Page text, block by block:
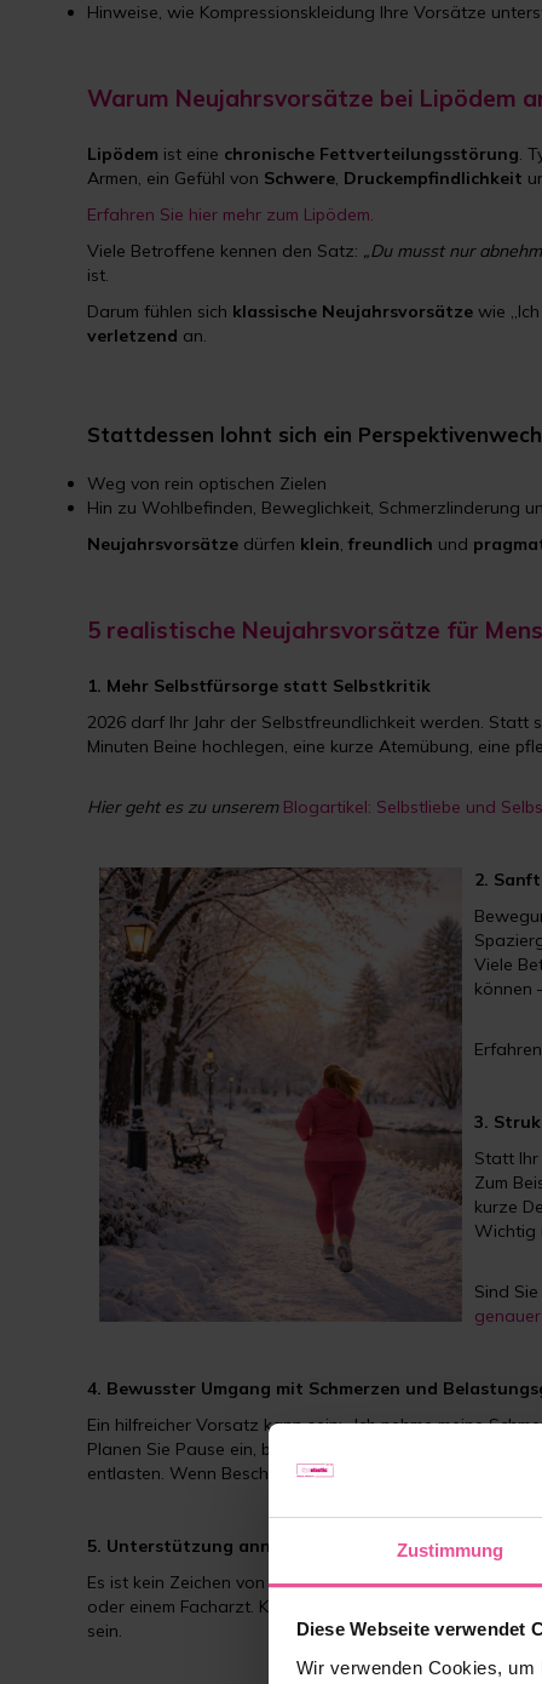
Zustimmung
Diese Webseite verwendet
Wir verwenden Cookies,
Hinweise, wie Kompressionskleidung Ihre Vorsätze
Warum Neujahrsvorsätze bei Lipödem
Lipödem ist eine chronische Fettverteilungsstörung.
Armen, ein Gefühl von Schwere, Druckempfindlichkeit
Erfahren Sie hier mehr zum Lipödem.
Viele Betroffene kennen den Satz: „Du musst nur
ist.
Darum fühlen sich klassische Neujahrsvorsätze wie
verletzend an.
Stattdessen lohnt sich ein
Weg von rein optischen Zielen
Hin zu Wohlbefinden, Beweglichkeit, Schmerzlinderung
Neujahrsvorsätze dürfen klein, freundlich und
5 realistische Neujahrsvorsätze für
1. Mehr Selbstfürsorge statt Selbstkritik
2026 darf Ihr Jahr der Selbstfreundlichkeit werden. Statt
Minuten Beine hochlegen, eine kurze Atemübung, eine
Hier geht es zu unserem Blogartikel: Selbstliebe und
2.
Viele
können
3.
Statt Ihr
Zum
kurze
Wichtig
Sind
4. Bewusster Umgang mit Schmerzen und
Ein hilfreicher Vorsatz kann sein: „Ich nehme meine
Planen Sie Pause ein, bevor es zu viel wird - und
entlasten. Wenn Beschwerden zunehmen, ist das ein
5. Unterstützung annehmen – Sie müssen das nicht
Es ist kein Zeichen von Schwäche, Hilfe anzunehmen.
oder einem Facharzt. Kompressionskleidung – etwa
sein.